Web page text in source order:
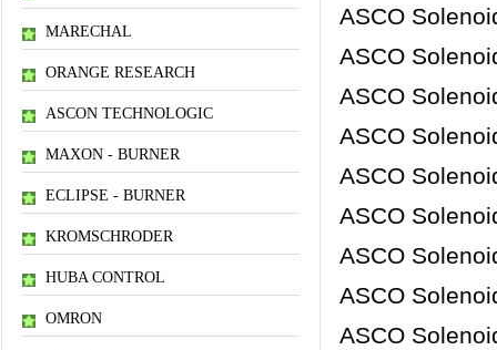
MARECHAL
ORANGE RESEARCH
ASCON TECHNOLOGIC
MAXON - BURNER
ECLIPSE - BURNER
KROMSCHRODER
HUBA CONTROL
OMRON
ASCO
ASCO
ASCO
ASCO
ASCO
ASCO
ASCO
ASCO
ASCO